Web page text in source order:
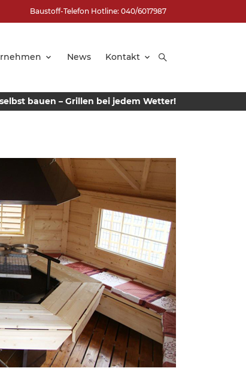
Baustoff-Telefon Hotline: 040/6017987
News Kontakt
bauen – Grillen bei jedem Wetter!